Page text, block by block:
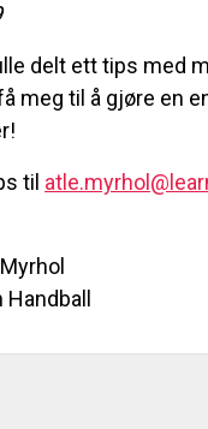
delt ett tips med
meg til å gjøre en
til